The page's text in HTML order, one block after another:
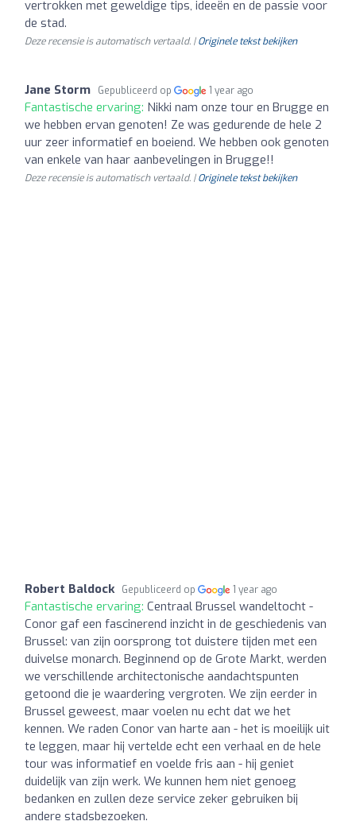
vertrokken met geweldige tips, ideeën en de passie voor
de stad.
Deze recensie is automatisch vertaald. |Originele tekst bekijken
Jane Storm Gepubliceerd op 1 year ago
Fantastische ervaring: Nikki nam onze tour en Brugge en
we hebben ervan genoten! Ze was gedurende de hele 2
uur zeer informatief en boeiend. We hebben ook genoten
van enkele van haar aanbevelingen in Brugge!!
Deze recensie is automatisch vertaald. |Originele tekst bekijken
Robert Baldock Gepubliceerd op 1 year ago
Fantastische ervaring: Centraal Brussel wandeltocht -
Conor gaf een fascinerend inzicht in de geschiedenis van
Brussel: van zijn oorsprong tot duistere tijden met een
duivelse monarch. Beginnend op de Grote Markt, werden
we verschillende architectonische aandachtspunten
getoond die je waardering vergroten. We zijn eerder in
Brussel geweest, maar voelen nu echt dat we het
kennen. We raden Conor van harte aan - het is moeilijk uit
te leggen, maar hij vertelde echt een verhaal en de hele
tour was informatief en voelde fris aan - hij geniet
duidelijk van zijn werk. We kunnen hem niet genoeg
bedanken en zullen deze service zeker gebruiken bij
andere stadsbezoeken.